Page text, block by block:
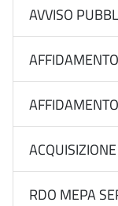
AVVISO
RDO MEPA